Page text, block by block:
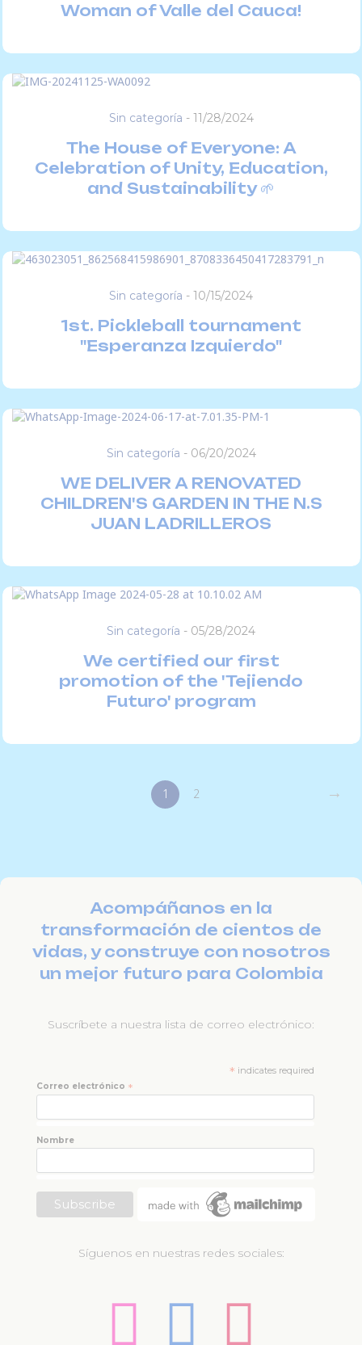
Woman of Valle del Cauca!
Sin categoría - 11/28/2024
The House of Everyone: A
Celebration of Unity, Education,
and Sustainability 🌱
Sin categoría - 10/15/2024
1st. Pickleball tournament
"Esperanza Izquierdo"
Sin categoría - 06/20/2024
WE DELIVER A RENOVATED
CHILDREN'S GARDEN IN THE N.S
JUAN LADRILLEROS
Sin categoría - 05/28/2024
We certified our first
promotion of the 'Tejiendo
Futuro' program
1 2 →
Acompáñanos en la
transformación de cientos de
vidas, y construye con nosotros
un mejor futuro para Colombia
Suscríbete a nuestra lista de correo electrónico:
* indicates required
Correo electrónico *
Nombre
Síguenos en nuestras redes sociales: